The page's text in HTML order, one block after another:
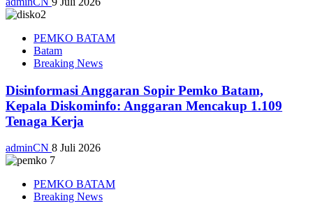
PEMKO BATAM
Batam
Breaking News
Disinformasi Anggaran Sopir Pemko Batam,
Kepala Diskominfo: Anggaran Mencakup 1.109
Tenaga Kerja
adminCN 8 Juli 2026
PEMKO BATAM
Breaking News